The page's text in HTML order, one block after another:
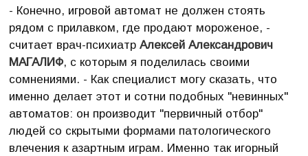
- Конечно, игровой автомат не должен стоять
рядом с прилавком, где продают мороженое, -
считает врач-психиатрАлексей Александрович
МАГАЛИФ, с которым я поделилась своими
сомнениями. - Как специалист могу сказать, что
именно делает этот и сотни подобных "невинных"
автоматов: он производит "первичный отбор"
людей со скрытыми формами патологического
влечения к азартным играм. Именно так игорный